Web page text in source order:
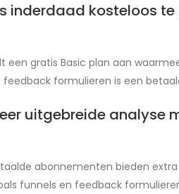
inderdaad kosteloos
een gratis Basic plan aan
feedback formulieren is een
uitgebreide analyse
abonnementen bieden
funnels en feedback